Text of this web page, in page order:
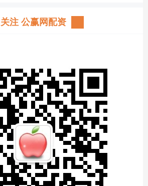
关注 公赢网配资